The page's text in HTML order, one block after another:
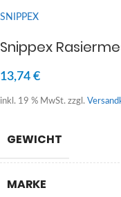
SNIPPEX
Snippex
13,74 €
inkl. 19 % MwSt. zzgl.
GEWICHT
MARKE